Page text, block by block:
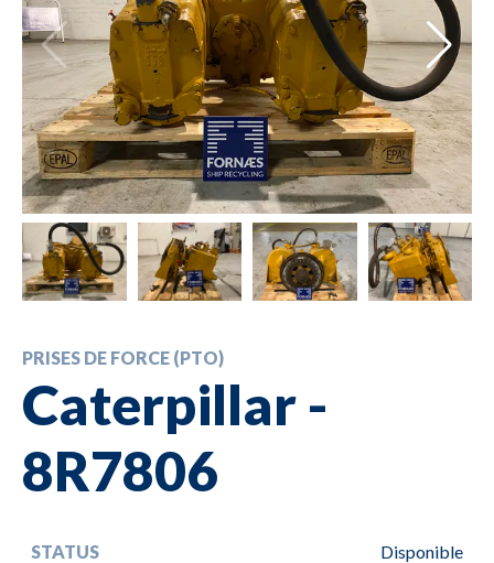
PRISES DE FORCE (PTO)
Caterpillar -
8R7806
STATUS Disponible